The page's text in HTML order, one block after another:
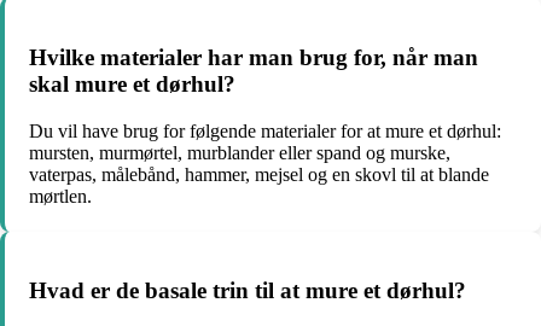
Hvilke materialer har man brug for, når man
skal mure et dørhul?
Du vil have brug for følgende materialer for at mure et dørhul:
mursten, murmørtel, murblander eller spand og murske,
vaterpas, målebånd, hammer, mejsel og en skovl til at blande
mørtlen.
Hvad er de basale trin til at mure et dørhul?